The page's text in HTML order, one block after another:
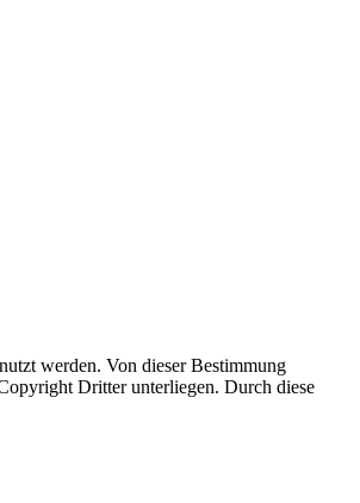
werden. Von dieser Bestimmung
Dritter unterliegen. Durch diese